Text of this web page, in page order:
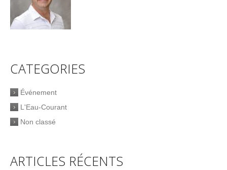
CATEGORIES
Événement
L'Eau-Courant
Non classé
ARTICLES RÉCENTS